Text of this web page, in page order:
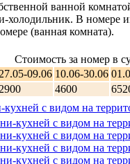
ванной
В номере
(ванная комната).
Стоимость за номер в
27.05-09.06 10.06-30.06
2900 4600
с видом на